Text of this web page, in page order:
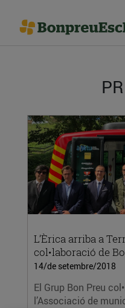
L’Èrica arriba a
col•laboració de
14/de setembre/2018
El Grup Bon Preu
l’Associació de